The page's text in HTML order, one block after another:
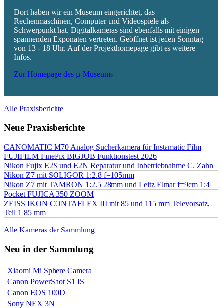
Dort haben wir ein Museum eingerichtet, das
Rechenmaschinen, Computer und Videospiele als
Schwerpunkt hat. Digitalkameras sind ebenfalls mit einigen
spannenden Exponaten vertreten. Geöffnet ist jeden Sonntag
von 13 - 18 Uhr. Auf der Projekthomepage gibt es weitere
Infos.
Zur Homepage des µ-Museums
Alle Praxisberichte
Neue Praxisberichte
CANOMATIC M70 Analog Sucherkamera für Instamatic Film
FUJIFILM FinePix BIGJOB Funktionstest 2026
Nikon Fujix E2S und E2N Reparatur und Inbetriebnahme C. Zahn
Nikon Z7 mit SOLIGOR 1:2.8 f=105mm
Nikon Z7 mit TAMRON 1:2.5 28mm und Leitz Elmar f=9cm 1:4
Pocket FUJICA 350 ZOOM
ZEISS IKON CONTAFLEX III mit 85 und 115 mm Televorsatz,
Teil 1 85 mm
Alle Kameras der Sammlung
Neu in der Sammlung
Xiaomi Mi Sphere Camera
Canon PowerShot S1 IS
Canon EOS 100D
Sony NEX 3N